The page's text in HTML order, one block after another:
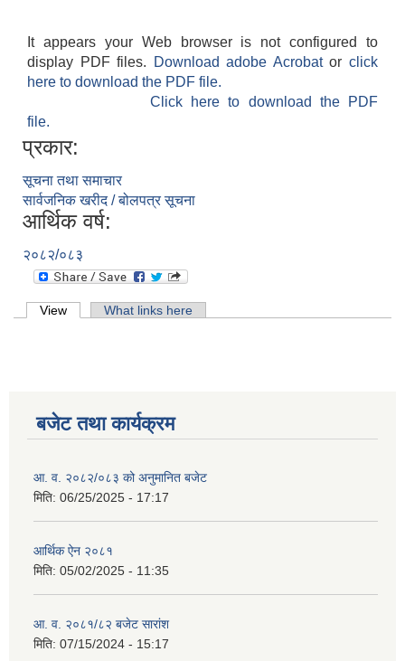
It appears your Web browser is not configured to
display PDF files.
Download adobe Acrobatorclick
here to download the PDF file.
Click here to download the PDF
file.
प्रकार:
सूचना तथा समाचार
सार्वजनिक खरीद / बोलपत्र सूचना
आर्थिक वर्ष:
२०८२/०८३
Primary tabs
View (active tab)What links here
बजेट तथा कार्यक्रम
आ. व. २०८२/०८३ को अनुमानित बजेट
मिति: 06/25/2025 - 17:17
आर्थिक ऐन २०८१
मिति: 05/02/2025 - 11:35
आ. व. २०८१/८२ बजेट सारांश
मिति: 07/15/2024 - 15:17